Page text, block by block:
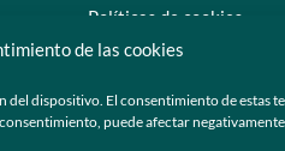
de las cookies
del dispositivo. El consentimiento de estas
puede afectar
Políticas de cookies
Preguntas frecuentes